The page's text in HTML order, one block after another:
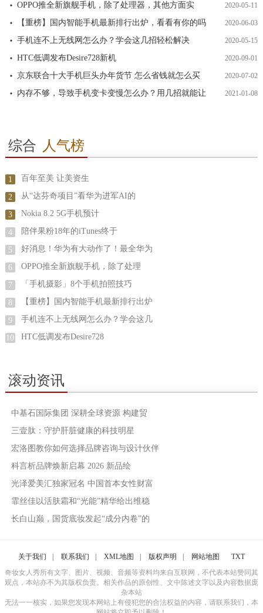
OPPO推全新旗舰手机，除了处理器，其他方面实 2020-05-11
【重榜】国内智能手机最新排行出炉，看看有你的吗 2020-06-03
手机连不上无线网怎么办？学会这几招轻松解决 2020-05-15
HTC低调发布Desire728新机 2020-09-01
京东联合十大手机巨头办年货节 怎么省钱就怎么买 2020-07-02
内存不够，导致手机变卡变慢怎么办？用几招就能让 2021-01-08
综合 人气榜
1 百年至美 让美资生
2 从“达芬奇项目”看华为进军AI的
3 Nokia 8.2 5G手机预计
4 陪伴果粉18年的iTunes终于
5 好消息！华为有大动作了！最全华为
6 OPPO推全新旗舰手机，除了处理
7 「手机摄影」8个手机拍照技巧
8 【重榜】国内智能手机最新排行出炉
9 手机连不上无线网怎么办？学会这几
10 HTC低调发布Desire728
滚动资讯
中基石国际集团 深耕全球资源 构建贸
三壹肽：守护肝脏健康的科技明星
宏洛图教你如何选择品牌咨询与设计伙伴
科言析品牌焕新启幕 2026 新品绘
光泽爱美汇独家冠名 中国首本女性财富
霏丝佳以活肤霜和“光能”精华给出维稳
长白山巅，国货底妆发起“成分内卷”的
关于我们 联系我们 XML地图 版权声明 网站地图
TXT
奇妆女人秀所有文字、图片、视频、音频等资料均来自互联网，不代表本站赞同其
观点，本站亦不为其版权负责。相关作品的原创性、文中陈述文字以及内容数据庞
杂本站
无法一一核实，如果您发现本网站上有侵犯您的合法权益的内容，请联系我们，本